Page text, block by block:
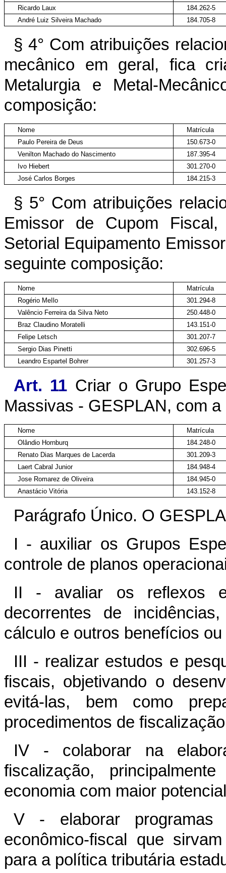
Ricardo Laux
184.262-5
André Luiz Silveira Machado
184.705-8
§ 4° Com atribuições
mecânico em geral, fica
Metalurgia e Metal-
composição:
Nome
Matrícula
Paulo Pereira de Deus
150.673-0
Venilton Machado do Nascimento
187.395-4
Ivo Hiebert
301.270-0
José Carlos Borges
184.215-3
§ 5° Com atribuições
Emissor de Cupom
Setorial Equipamento
seguinte composição:
Nome
Matrícula
Rogério MeIlo
301.294-8
Valêncio Ferreira da Silva Neto
250.448-0
Braz Claudino Moratelli
143.151-0
Felipe Letsch
301.207-7
Sergio Dias Pinetti
302.696-5
Leandro Espartel Bohrer
301.257-3
Art. 11 Criar o Grupo
Massivas - GESPLAN, com
Nome
Matrícula
Olândio Hornburq
184.248-0
Renato Dias Marques de Lacerda
301.209-3
Laert Cabral Junior
184.948-4
Jose Romarez de Oliveira
184.945-0
Anastácio Vitória
143.152-8
Parágrafo Único. O
I - auxiliar os Grupos
controle de planos
II - avaliar os reflexos
decorrentes de
cálculo e outros benefícios
III - realizar estudos e
fiscais, objetivando o
evitá-las, bem como
procedimentos de
IV - colaborar na
fiscalização,
economia com maior
V - elaborar
econômico-fiscal que
para a política tributária